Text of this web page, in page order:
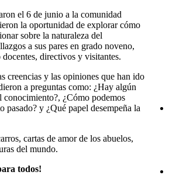
el 6 de junio a la comunidad
la oportunidad de explorar cómo
sobre la naturaleza del
a sus pares en grado noveno,
directivos y visitantes.
creencias y las opiniones que han ido
a preguntas como: ¿Hay algún
conocimiento?, ¿Cómo podemos
y ¿Qué papel desempeña la
cartas de amor de los abuelos,
del mundo.
todos!